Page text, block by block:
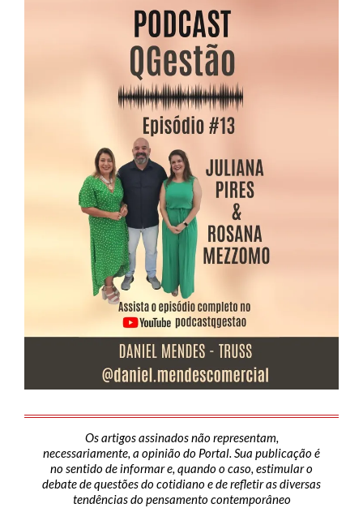
Os artigos assinados não representam,
necessariamente, a opinião do Portal. Sua publicação é
no sentido de informar e, quando o caso, estimular o
debate de questões do cotidiano e de refletir as diversas
tendências do pensamento contemporâneo